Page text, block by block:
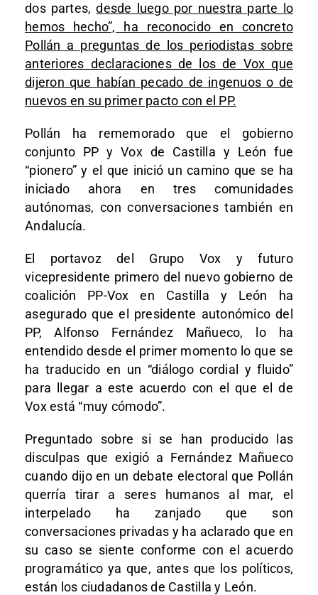
dos partes,desde luego por nuestra parte lo
hemos hecho”, ha reconocido en concreto
Pollán a preguntas de los periodistas sobre
anteriores declaraciones de los de Vox que
dijeron que habían pecado de ingenuos o de
nuevos en su primer pacto con el PP.
Pollán ha rememorado que el gobierno
conjunto PP y Vox de Castilla y León fue
“pionero” y el que inició un camino que se ha
iniciado ahora en tres comunidades
autónomas, con conversaciones también en
Andalucía.
El portavoz del Grupo Vox y futuro
vicepresidente primero del nuevo gobierno de
coalición PP-Vox en Castilla y León ha
asegurado que el presidente autonómico del
PP, Alfonso Fernández Mañueco, lo ha
entendido desde el primer momento lo que se
ha traducido en un “diálogo cordial y fluido”
para llegar a este acuerdo con el que el de
Vox está “muy cómodo”.
Preguntado sobre si se han producido las
disculpas que exigió a Fernández Mañueco
cuando dijo en un debate electoral que Pollán
querría tirar a seres humanos al mar, el
interpelado ha zanjado que son
conversaciones privadas y ha aclarado que en
su caso se siente conforme con el acuerdo
programático ya que, antes que los políticos,
están los ciudadanos de Castilla y León.